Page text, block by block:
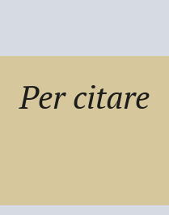
trinitarischen
Per citare